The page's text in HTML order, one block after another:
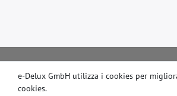
Shopping in sicurezza con
crittografia SSL
e-Delux GmbH utilizza i cookies per
cookies.